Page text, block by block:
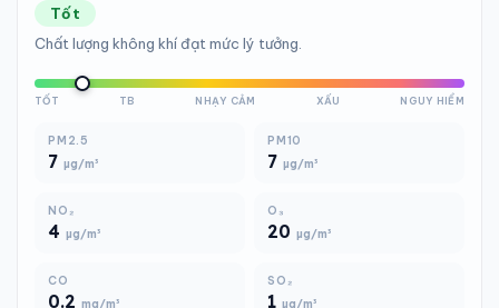
Tốt
Chất lượng không khí đạt mức lý tưởng.
TỐT TB NHẠY CẢM XẤU NGUY HIỂM
PM2.5
7 µg/m³
PM10
7 µg/m³
NO₂
4 µg/m³
O₃
20 µg/m³
CO
0.2 mg/m³
SO₂
1 µg/m³